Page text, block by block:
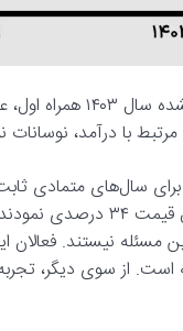
مطابق با گزارش
با درآمد،
سال‌های متمادی
اقدام به ارائه
نیستند. فعالان
از سوی دیگر، تجربه